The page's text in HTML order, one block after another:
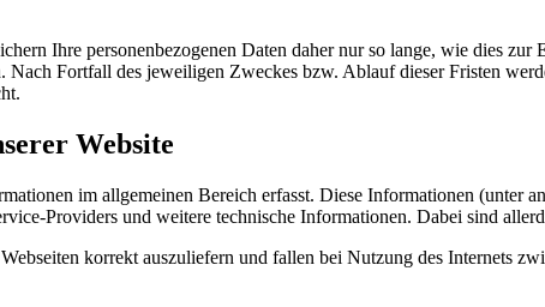
Ihre personenbezogenen Daten daher nur so lange, wie dies
Fortfall des jeweiligen Zweckes bzw. Ablauf dieser Fristen
Website
im allgemeinen Bereich erfasst. Diese Informationen (unter
Providers und weitere technische Informationen. Dabei sind
korrekt auszuliefern und fallen bei Nutzung des Internets